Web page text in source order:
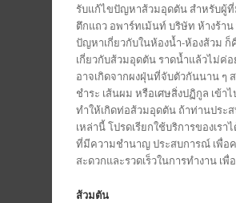
รับแก้ไขปัญหาส้วมอุดตัน สำหรับผู้
ตึกแถว อพาร์ทเม้นท์ บริษัท ห้างร้า
ปัญหาเกี่ยวกับในห้องน้ำ-ห้องส้วม
เกี่ยวกับส้วมอุดตัน ราดน้ำแล้วไม่ค่อ
อาจเกิดจากผงฝุ่นที่จับตัวกันนาน ๆ
ชำระ เส้นผม หรือเศษสิ่งปฏิกูล เข้า
ทำให้เกิดท่อส้วมอุดตัน ถ้าท่านประ
เหล่านี้ โปรดเรียกใช้บริการของเรา
ที่มีความชำนาญ ประสบการณ์ เพื่อ
สะดวกและรวดเร็วในการทำงาน เพื่
ส้วมตัน